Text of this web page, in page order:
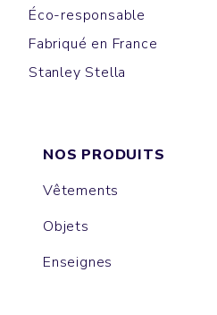
Éco-responsable
Fabriqué en France
Stanley Stella
Sweats à capuche
CRUISER
NOS PRODUITS
Vêtements
Objets
Enseignes